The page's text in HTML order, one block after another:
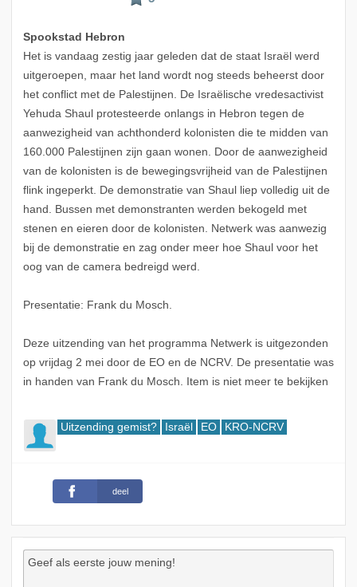
Spookstad Hebron
Het is vandaag zestig jaar geleden dat de staat Israël werd
uitgeroepen, maar het land wordt nog steeds beheerst door
het conflict met de Palestijnen. De Israëlische vredesactivist
Yehuda Shaul protesteerde onlangs in Hebron tegen de
aanwezigheid van achthonderd kolonisten die te midden van
160.000 Palestijnen zijn gaan wonen. Door de aanwezigheid
van de kolonisten is de bewegingsvrijheid van de Palestijnen
flink ingeperkt. De demonstratie van Shaul liep volledig uit de
hand. Bussen met demonstranten werden bekogeld met
stenen en eieren door de kolonisten. Netwerk was aanwezig
bij de demonstratie en zag onder meer hoe Shaul voor het
oog van de camera bedreigd werd.
Presentatie: Frank du Mosch.
Deze uitzending van het programma Netwerk is uitgezonden
op vrijdag 2 mei door de EO en de NCRV. De presentatie was
in handen van Frank du Mosch. Item is niet meer te bekijken
Uitzending gemist? Israël EO KRO-NCRV
deel